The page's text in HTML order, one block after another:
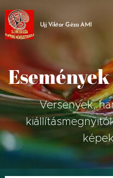
Ujj Viktor Géza AMI
Versenyek,